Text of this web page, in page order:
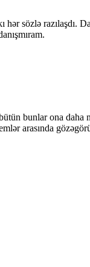
sözlə razılaşdı.
bunlar ona
arasında